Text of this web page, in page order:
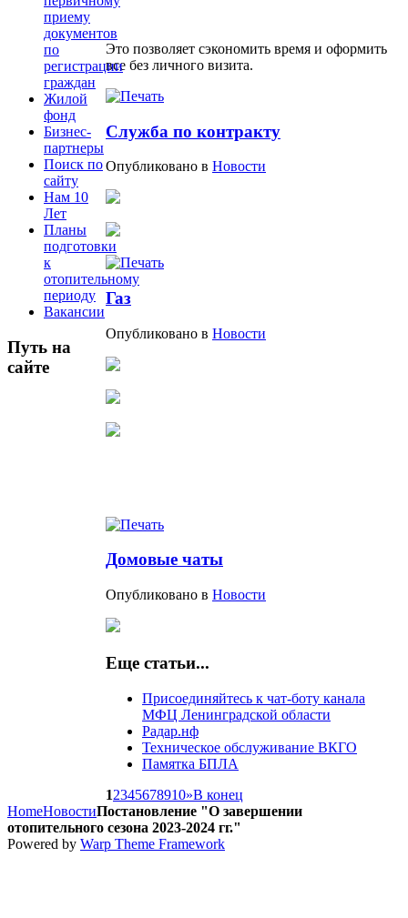
Это позволяет сэкономить время и оформить
все без личного визита.
Служба по контракту
Опубликовано в Новости
Газ
Опубликовано в Новости
Домовые чаты
Опубликовано в Новости
Еще статьи...
Присоединяйтесь к чат-боту канала
МФЦ Ленинградской области
Радар.нф
Техническое обслуживание ВКГО
Памятка БПЛА
12345678910»В конец
приему
документов
по
регистрации
граждан
Жилой
фонд
Бизнес-
партнеры
Поиск по
сайту
Нам 10
Лет
Планы
подготовки
к
отопительному
периоду
Вакансии
Путь на
сайте
HomeНовостиПостановление "О завершении
отопительного сезона 2023-2024 гг."
Powered by Warp Theme Framework